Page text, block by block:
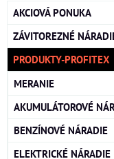
AKCIOVÁ PONUKA
ZÁVITOREZNÉ
PRODUKTY-PROFITEX
MERANIE
AKUMULÁTOROVÉ
BENZÍNOVÉ NÁRADIE
ELEKTRICKÉ NÁRADIE